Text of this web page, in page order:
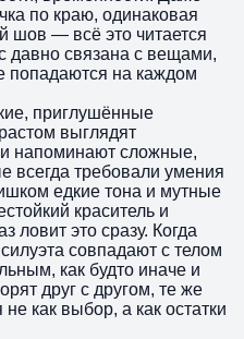
по краю, одинаковая
шов — всё это читается
давно связана с вещами,
попадаются на каждом
приглушённые
выглядят
напоминают сложные,
всегда требовали умения
едкие тона и мутные
краситель и
ловит это сразу. Когда
совпадают с телом
как будто иначе и
друг с другом, те же
как выбор, а как остатки